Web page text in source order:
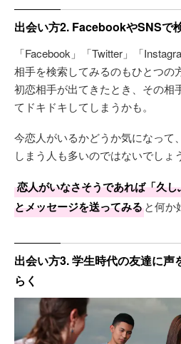
出会い方2. FacebookやSNSで
「Facebook」「Twitter」「
相手を検索してみるのもひとつの
初恋相手が出てきたとき、その相
てドキドキしてしまうかも。
今恋人がいるかどうか気になって
しまう人も多いのではないでしょ
恋人がいなさそうであれば「久
とメッセージを送ってみると何か
出会い方3. 学生時代の友達に声
らく